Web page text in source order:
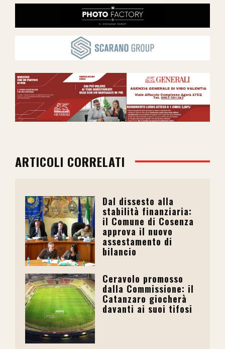
ARTICOLI CORRELATI
Dal dissesto alla
stabilità finanziaria:
il Comune di Cosenza
approva il nuovo
assestamento di
bilancio
Ceravolo promosso
dalla Commissione: il
Catanzaro giocherà
davanti ai suoi tifosi